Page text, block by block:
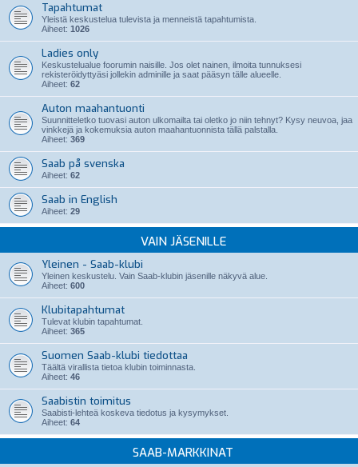
Tapahtumat
Yleistä keskustelua tulevista ja menneistä tapahtumista.
Aiheet: 1026
Ladies only
Keskustelualue foorumin naisille. Jos olet nainen, ilmoita tunnuksesi
rekisteröidyttyäsi jollekin adminille ja saat pääsyn tälle alueelle.
Aiheet: 62
Auton maahantuonti
Suunnitteletko tuovasi auton ulkomailta tai oletko jo niin tehnyt? Kysy neuvoa, jaa
vinkkejä ja kokemuksia auton maahantuonnista tällä palstalla.
Aiheet: 369
Saab på svenska
Aiheet: 62
Saab in English
Aiheet: 29
VAIN JÄSENILLE
Yleinen - Saab-klubi
Yleinen keskustelu. Vain Saab-klubin jäsenille näkyvä alue.
Aiheet: 600
Klubitapahtumat
Tulevat klubin tapahtumat.
Aiheet: 365
Suomen Saab-klubi tiedottaa
Täältä virallista tietoa klubin toiminnasta.
Aiheet: 46
Saabistin toimitus
Saabisti-lehteä koskeva tiedotus ja kysymykset.
Aiheet: 64
SAAB-MARKKINAT